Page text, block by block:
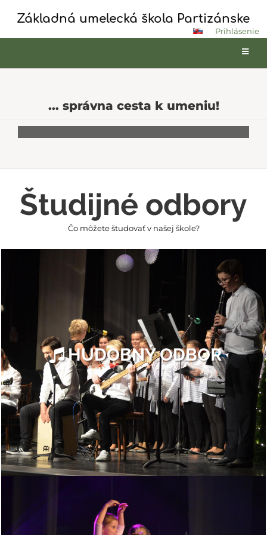
Základná umelecká škola Partizánske
Prihlásenie
... správna cesta k umeniu!
Študijné odbory
Čo môžete študovať v našej škole?
HUDOBNÝ ODBOR